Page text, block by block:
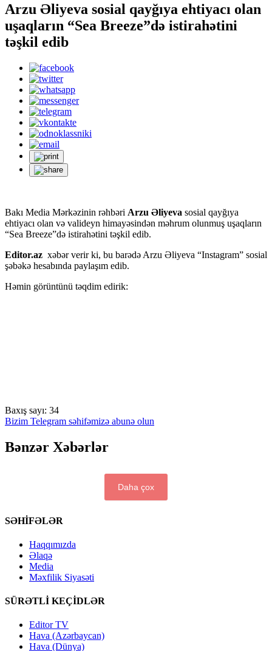
Arzu Əliyeva sosial qayğıya ehtiyacı olan
uşaqların “Sea Breeze”də istirahətini
təşkil edib
Bakı Media Mərkəzinin rəhbəri Arzu Əliyeva sosial qayğıya
ehtiyacı olan və valideyn himayəsindən məhrum olunmuş uşaqların
“Sea Breeze”də istirahətini təşkil edib.
Editor.az xəbər verir ki, bu barədə Arzu Əliyeva “Instagram” sosial
şəbəkə hesabında paylaşım edib.
Həmin görüntünü təqdim edirik:
Baxış sayı: 34
Bizim Telegram səhifəmizə abunə olun
Bənzər Xəbərlər
Daha çox
SƏHİFƏLƏR
Haqqımızda
Əlaqə
Media
Məxfilik Siyasəti
SÜRƏTLİ KEÇİDLƏR
Editor TV
Hava (Azərbaycan)
Hava (Dünya)